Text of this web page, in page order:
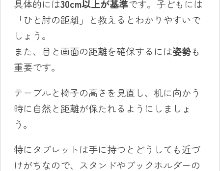
具体的には30cm以上が基準です。子どもには
「ひと肘の距離」と教えるとわかりやすいで
しょう。
また、目と画面の距離を確保するには姿勢も
重要です。
テーブルと椅子の高さを見直し、机に向かう
時に自然と距離が保たれるようにしましょ
う。
特にタブレットは手に持つとどうしても近づ
けがちなので、スタンドやブックホルダーの